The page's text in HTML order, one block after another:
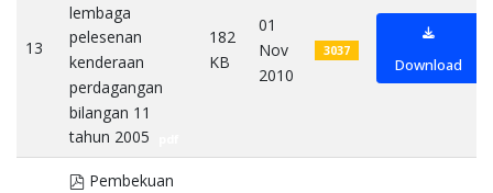
13
lembaga
pelesenan
kenderaan
perdagangan
bilangan 11
tahun 2005
182
KB
01
Nov
2010
3037
Download
pdf
Pembekuan